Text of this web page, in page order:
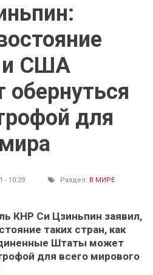
и США
для
- 10:29 Раздел: В МИРЕ
КНР Си Цзиньпин заявил,
таких стран, как
Штаты может
для всего мирового